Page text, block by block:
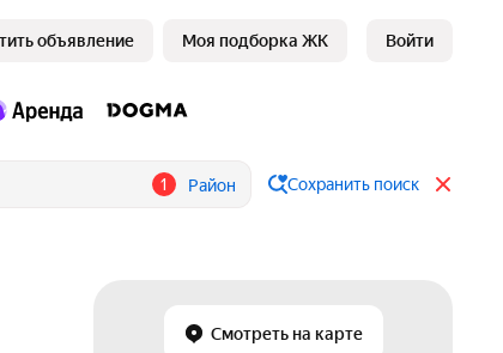
объявление Моя подборка ЖК Войти
1 Район Сохранить поиск
Смотреть на карте